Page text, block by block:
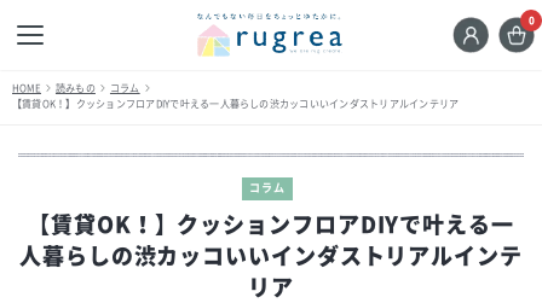
0
HOME 読みもの
コラム
【賃貸OK！】クッションフロアDIYで叶える一人暮らしの渋カッコいいインダストリアルインテリア
コラム
【賃貸OK！】クッションフロアDIYで叶える一
人暮らしの渋カッコいいインダストリアルインテ
リア